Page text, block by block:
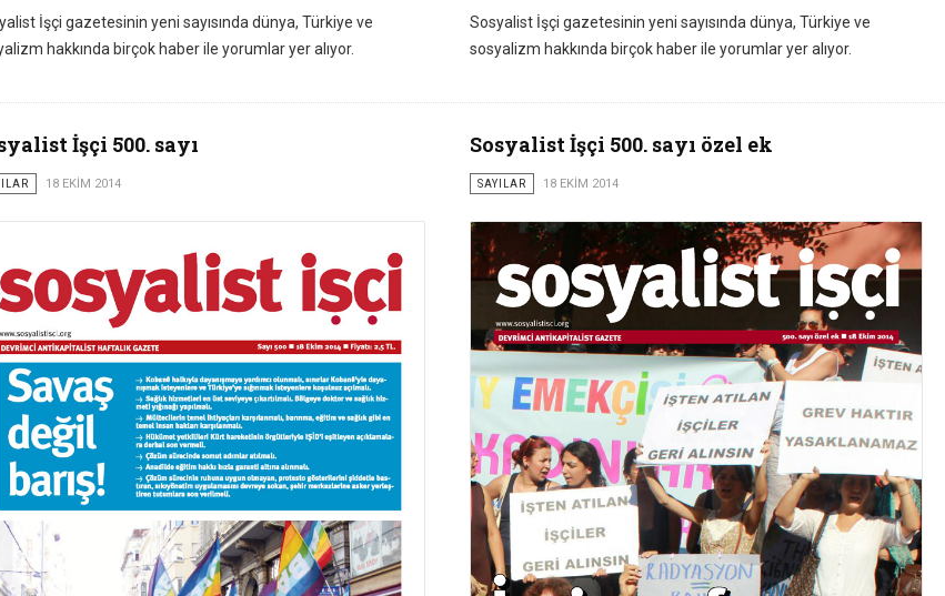
İşçi gazetesinin yeni sayısında dünya, Türkiye ve
hakkında birçok haber ile yorumlar yer alıyor.
Sosyalist İşçi gazetesinin yeni sayısında dünya, Türkiye ve
sosyalizm hakkında birçok haber ile yorumlar yer alıyor.
İşçi 500. sayı
18 EKIM 2014
Sosyalist İşçi 500. sayı özel ek
SAYILAR 18 EKIM 2014